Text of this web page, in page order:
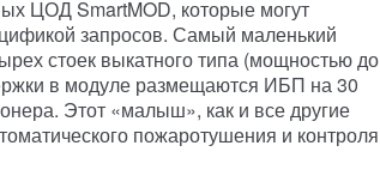
ЦОД SmartMOD, которые могут
фикой запросов. Самый маленький
стоек выкатного типа (мощностью до
в модуле размещаются ИБП на 30
Этот «малыш», как и все другие
пожаротушения и контроля